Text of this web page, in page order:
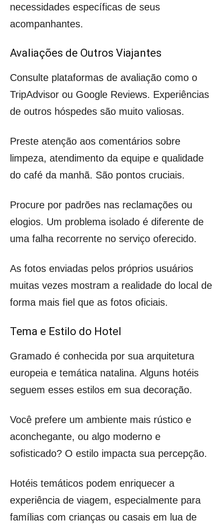
necessidades específicas de seus
acompanhantes.
Avaliações de Outros Viajantes
Consulte plataformas de avaliação como o
TripAdvisor ou Google Reviews. Experiências
de outros hóspedes são muito valiosas.
Preste atenção aos comentários sobre
limpeza, atendimento da equipe e qualidade
do café da manhã. São pontos cruciais.
Procure por padrões nas reclamações ou
elogios. Um problema isolado é diferente de
uma falha recorrente no serviço oferecido.
As fotos enviadas pelos próprios usuários
muitas vezes mostram a realidade do local de
forma mais fiel que as fotos oficiais.
Tema e Estilo do Hotel
Gramado é conhecida por sua arquitetura
europeia e temática natalina. Alguns hotéis
seguem esses estilos em sua decoração.
Você prefere um ambiente mais rústico e
aconchegante, ou algo moderno e
sofisticado? O estilo impacta sua percepção.
Hotéis temáticos podem enriquecer a
experiência de viagem, especialmente para
famílias com crianças ou casais em lua de